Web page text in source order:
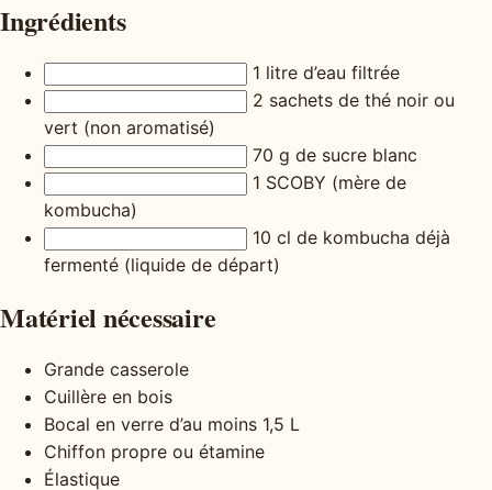
Ingrédients
1 litre d’eau filtrée
2 sachets de thé noir ou
vert (non aromatisé)
70 g de sucre blanc
1 SCOBY (mère de
kombucha)
10 cl de kombucha déjà
fermenté (liquide de départ)
Matériel nécessaire
Grande casserole
Cuillère en bois
Bocal en verre d’au moins 1,5 L
Chiffon propre ou étamine
Élastique